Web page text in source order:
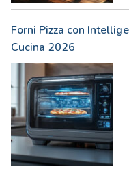
Forni Pizza con
Cucina 2026